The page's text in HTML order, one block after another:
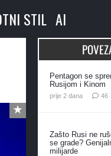
STIL AI
Pentagon se
Rusijom i Kinom
prije 2 dana 46
Zašto Rusi ne
se grade?
milijarde